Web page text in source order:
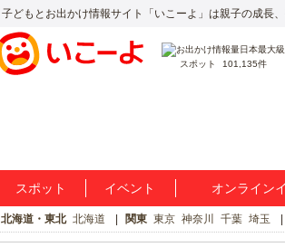
子どもとお出かけ情報サイト「いこーよ」は親子の成長
スポット 101,135件
スポット イベント オンライン
北海道・東北 北海道 関東 東京 神奈川 千葉 埼玉